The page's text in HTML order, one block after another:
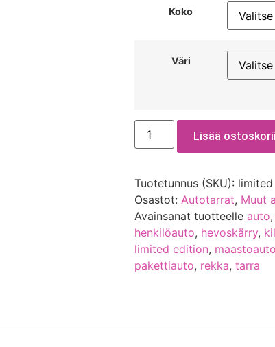
Koko
Väri
Lisää
Tuotetunnus (SKU): limited
Osastot: Autotarrat, Muut
Avainsanat tuotteelle auto,
henkilöauto, hevoskärry,
limited edition, maastoauto
pakettiauto, rekka,tarra